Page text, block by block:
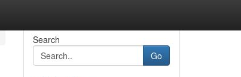
Search
Go